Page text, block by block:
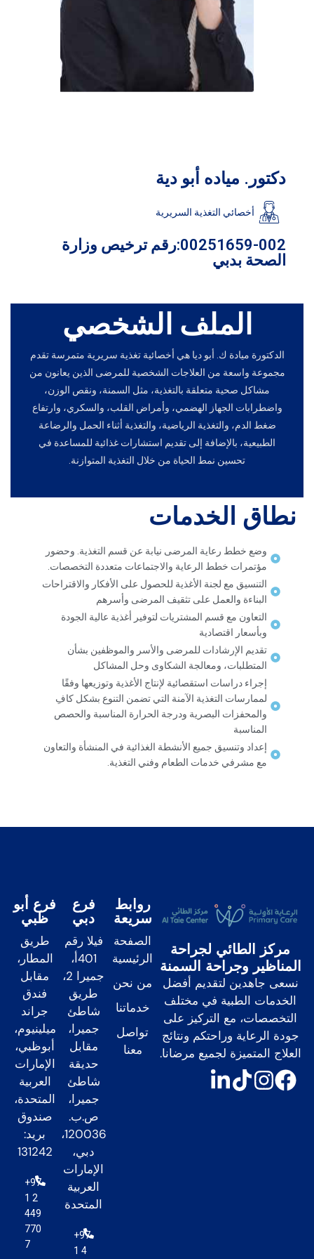
دكتور. مياده أبو دية
أخصائي التغذية السريرية
00251659-002:رقم ترخيص وزارة
الصحة بدبي
الملف الشخصي
الدكتورة ميادة ك. أبو ديا هي أخصائية تغذية سريرية متمرسة تقدم
مجموعة واسعة من العلاجات الشخصية للمرضى الذين يعانون من
مشاكل صحية متعلقة بالتغذية، مثل السمنة، ونقص الوزن،
واضطرابات الجهاز الهضمي، وأمراض القلب، والسكري، وارتفاع
ضغط الدم، والتغذية الرياضية، والتغذية أثناء الحمل والرضاعة
الطبيعية، بالإضافة إلى تقديم استشارات غذائية للمساعدة في
تحسين نمط الحياة من خلال التغذية المتوازنة.
نطاق الخدمات
وضع خطط رعاية المرضى نيابة عن قسم التغذية. وحضور
مؤتمرات خطط الرعاية والاجتماعات متعددة التخصصات.
التنسيق مع لجنة الأغذية للحصول على الأفكار والاقتراحات
البناءة والعمل على تثقيف المرضى وأسرهم
التعاون مع قسم المشتريات لتوفير أغذية عالية الجودة
وبأسعار اقتصادية
تقديم الإرشادات للمرضى والأسر والموظفين بشأن
المتطلبات، ومعالجة الشكاوى وحل المشاكل
إجراء دراسات استقصائية لإنتاج الأغذية وتوزيعها وفقًا
لممارسات التغذية الآمنة التي تضمن التنوع بشكل كافِ
والمحفزات البصرية ودرجة الحرارة المناسبة والحصص
المناسبة
إعداد وتنسيق جميع الأنشطة الغذائية في المنشأة والتعاون
مع مشرفي خدمات الطعام وفني التغذية.
مركز الطائي لجراحة
المناظير وجراحة السمنة
نسعى جاهدين لتقديم أفضل
الخدمات الطبية في مختلف
التخصصات، مع التركيز على
جودة الرعاية وراحتكم ونتائج
العلاج المتميزة لجميع مرضانا.
روابط
سريعة
الصفحة
الرئيسية
من نحن
خدماتنا
تواصل
معنا
فرع
دبي
فيلا رقم
401أ،
جميرا 2،
طريق
شاطئ
جميرا،
مقابل
حديقة
شاطئ
جميرا،
ص.ب.
120036،
دبي،
الإمارات
العربية
المتحدة
+97
1 4
فرع أبو
ظبي
طريق
المطار،
مقابل
فندق
جراند
ميلينيوم،
أبوظبي،
الإمارات
العربية
المتحدة،
صندوق
بريد:
131242
+97
1 2
449
770
7